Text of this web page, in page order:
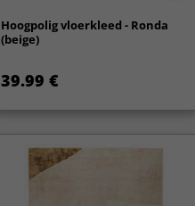
Hoogpolig vloerkleed - Ronda
(beige)
39.99 €